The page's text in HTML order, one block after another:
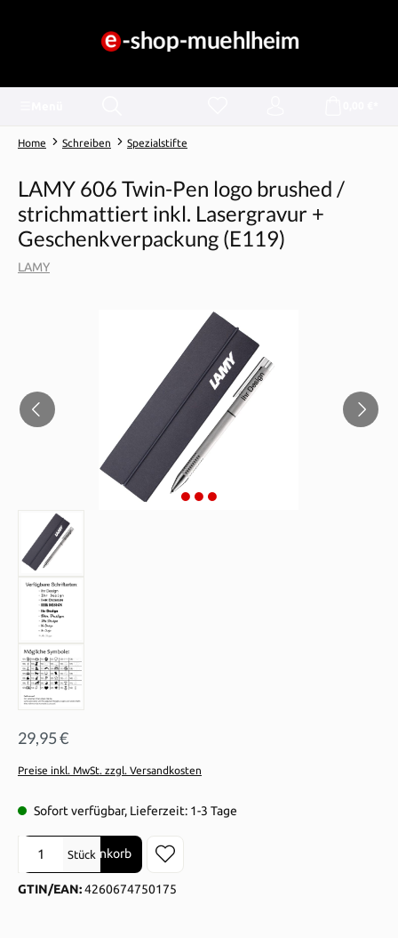
Home Schreiben Spezialstifte
LAMY 606 Twin-Pen logo brushed /
strichmattiert inkl. Lasergravur +
Geschenkverpackung (E119)
LAMY
29,95 €
Preise inkl. MwSt. zzgl. Versandkosten
Sofort verfügbar, Lieferzeit: 1-3 Tage
Produkt Anzahl: Gib den gewünschten Wert ein oder benutze die
Stück
In den Warenkorb
GTIN/EAN:4260674750175